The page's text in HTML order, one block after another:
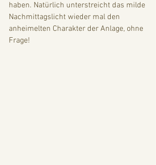
haben. Natürlich unterstreicht das milde
Nachmittagslicht wieder mal den
anheimelten Charakter der Anlage, ohne
Frage!